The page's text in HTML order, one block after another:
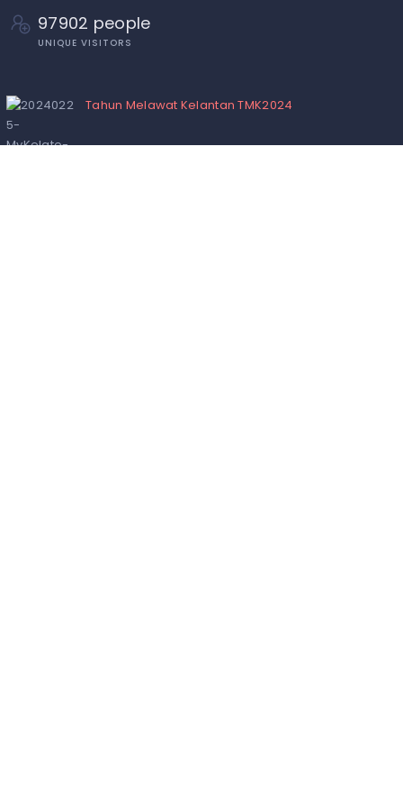
97902 people
UNIQUE VISITORS
Tahun Melawat Kelantan TMK2024